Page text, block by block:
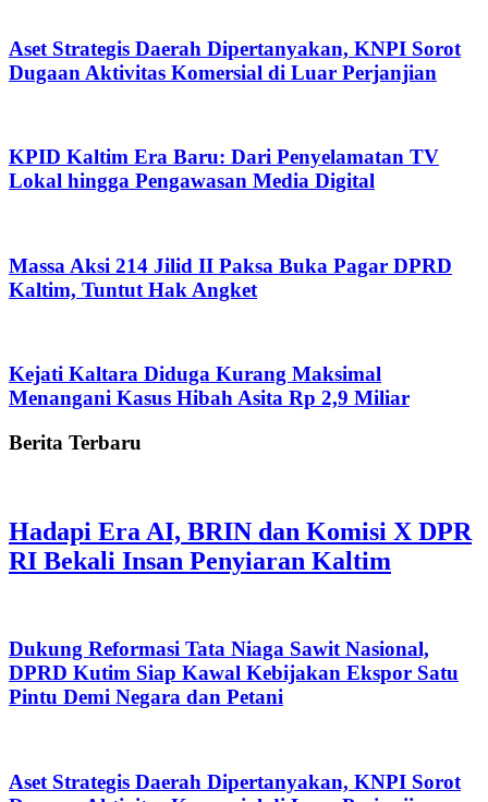
Aset Strategis Daerah Dipertanyakan, KNPI Sorot
Dugaan Aktivitas Komersial di Luar Perjanjian
KPID Kaltim Era Baru: Dari Penyelamatan TV
Lokal hingga Pengawasan Media Digital
Massa Aksi 214 Jilid II Paksa Buka Pagar DPRD
Kaltim, Tuntut Hak Angket
Kejati Kaltara Diduga Kurang Maksimal
Menangani Kasus Hibah Asita Rp 2,9 Miliar
Berita Terbaru
Hadapi Era AI, BRIN dan Komisi X DPR
RI Bekali Insan Penyiaran Kaltim
Dukung Reformasi Tata Niaga Sawit Nasional,
DPRD Kutim Siap Kawal Kebijakan Ekspor Satu
Pintu Demi Negara dan Petani
Aset Strategis Daerah Dipertanyakan, KNPI Sorot